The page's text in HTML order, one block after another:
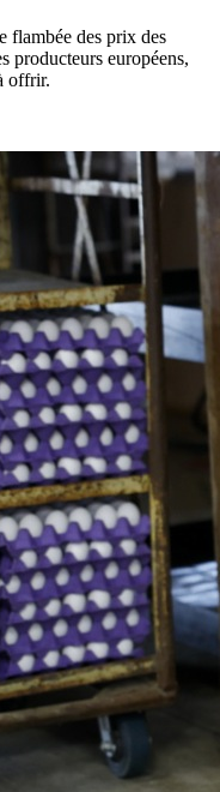
flambée des prix des
producteurs européens,
offrir.